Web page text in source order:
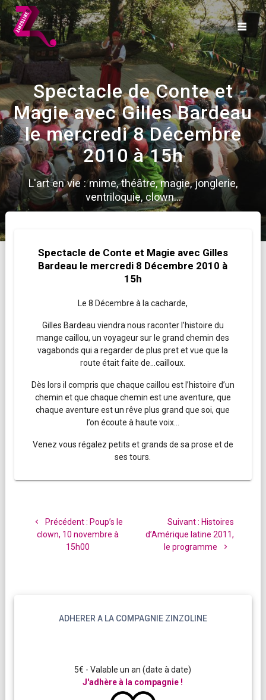
Skip
to
content
Spectacle de Conte et
Magie avec Gilles Bardeau
le mercredi 8 Décembre
2010 à 15h
L'art en vie : mime, théâtre, magie, jonglerie,
ventriloquie, clown...
Spectacle de Conte et Magie avec Gilles
Bardeau le mercredi 8 Décembre 2010 à
15h
Le 8 Décembre à la cacharde,
Gilles Bardeau viendra nous raconter l’histoire du
mange caillou, un voyageur sur le grand chemin des
vagabonds qui a regarder de plus pret et vue que la
route était faite de…cailloux.
Dès lors il compris que chaque caillou est l’histoire d’un
chemin et que chaque chemin est une aventure, que
chaque aventure est un rêve plus grand que soi, que
l’on écoute à haute voix…
Venez vous régalez petits et grands de sa prose et de
ses tours.
l’article
Précédent : Article
précédent
Poup’s le
clown, 10 novembre à
15h00
Suivant : Article
suivant
:
Histoires
d’Amérique latine 2011,
le programme
ADHERER A LA COMPAGNIE ZINZOLINE
5€ - Valable un an (date à date)
J'adhère à la compagnie !